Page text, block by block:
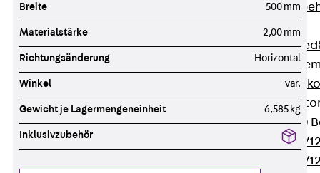
Wärmedämmung
Zurück
ISOPRO®
ISOPRO® 120
ISOPRO® 80/
ISOPRO® 80/
Breite 500 mm
Materialstärke 2,00 mm
Richtungsänderung Horizontal
Winkel var.
Gewicht je Lagermengeneinheit 6,585 kg
Inklusivzubehör